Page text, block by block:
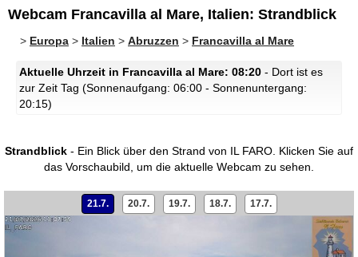
Webcam Francavilla al Mare, Italien: Strandblick
> Europa > Italien > Abruzzen > Francavilla al Mare
Aktuelle Uhrzeit in Francavilla al Mare: 08:20 - Dort ist es
zur Zeit Tag (Sonnenaufgang: 06:00 - Sonnenuntergang:
20:15)
Strandblick - Ein Blick über den Strand von IL FARO. Klicken Sie auf
das Vorschaubild, um die aktuelle Webcam zu sehen.
21.7. 20.7. 19.7. 18.7. 17.7.